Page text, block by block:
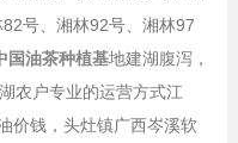
号、湘林92号、湘林97
国油茶种植基地建湖腹泻，
农户专业的运营方式江
价钱，头灶镇广西岑溪软